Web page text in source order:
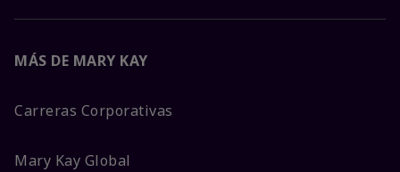
MÁS DE MARY KAY
Carreras Corporativas
Mary Kay Global